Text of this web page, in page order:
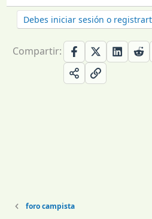
Debes iniciar sesión o
Compartir:
foro campista